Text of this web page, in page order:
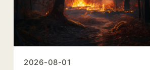
2026-08-01